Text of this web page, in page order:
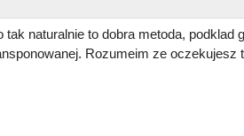
tak naturalnie to dobra metoda, podklad
Rozumeim ze oczekujesz